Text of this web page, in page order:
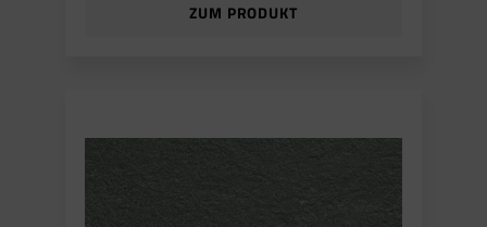
ZUM PRODUKT